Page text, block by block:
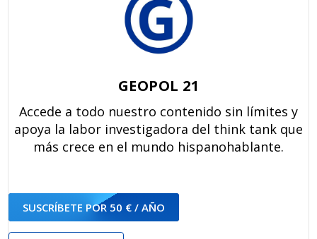
GEOPOL 21
Accede a todo nuestro contenido sin límites y
apoya la labor investigadora del think tank que
más crece en el mundo hispanohablante.
SUSCRÍBETE POR 50 € / AÑO